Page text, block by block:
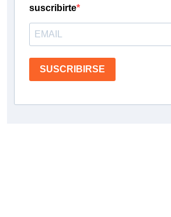
suscribirte
SUSCRIBIRSE